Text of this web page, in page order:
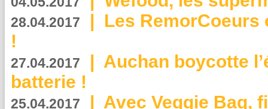
28.04.2017 | Les RemorCoeurs
!
27.04.2017 | Auchan boycotte
batterie !
25.04.2017 | Avec Veggie Bag,